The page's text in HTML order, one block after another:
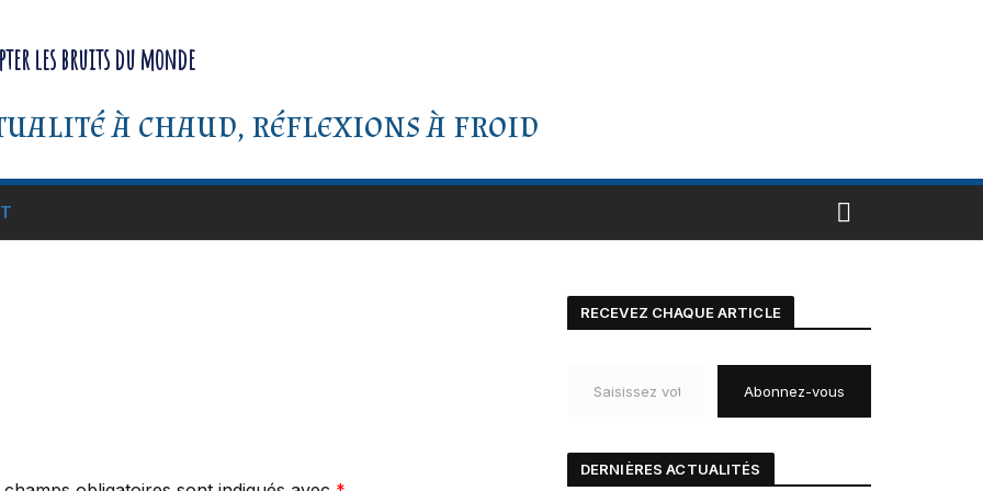
les bruits du monde
à chaud, réflexions à froid
RECEVEZ CHAQUE ARTICLE
Abonnez-vous
DERNIÈRES ACTUALITÉS